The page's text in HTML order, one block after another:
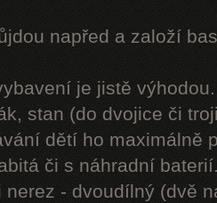
napřed a založí
je jistě výhodou.
stan (do dvojice či
dětí ho maximálně
či s náhradní
- dvoudílný (dvě